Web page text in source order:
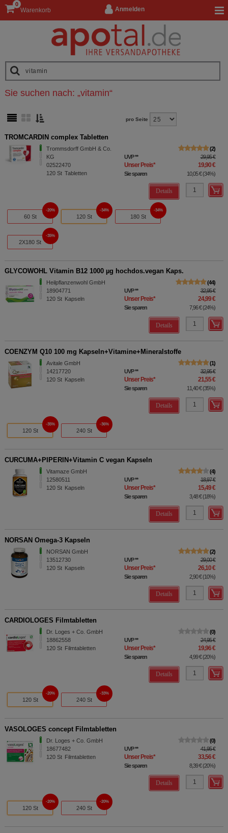
Anmelden
Warenkorb
0
Sie suchen nach: „vitamin“
pro Seite
TROMCARDIN complex Tabletten
Trommsdorff GmbH & Co.
KG
02522470
120 St Tabletten
2
UVP** 29,95 €
Unser Preis* 19,90 €
Sie sparen 10,05 €(34%)
Details
60 St
20%
120 St
34%
180 St
34%
2X180 St
35%
GLYCOWOHL Vitamin B12 1000 µg hochdos.vegan Kaps.
Heilpflanzenwohl GmbH
18904771
120 St Kapseln
44
UVP** 32,95 €
Unser Preis* 24,99 €
Sie sparen 7,96 €(24%)
Details
COENZYM Q10 100 mg Kapseln+Vitamine+Mineralstoffe
Avitale GmbH
14217720
120 St Kapseln
1
UVP** 32,95 €
Unser Preis* 21,55 €
Sie sparen 11,40 €(35%)
Details
120 St
35%
240 St
36%
CURCUMA+PIPERIN+Vitamin C vegan Kapseln
Vitamaze GmbH
12580511
120 St Kapseln
4
UVP** 18,97 €
Unser Preis* 15,49 €
Sie sparen 3,48 €(18%)
Details
NORSAN Omega-3 Kapseln
NORSAN GmbH
13512730
120 St Kapseln
2
UVP** 29,00 €
Unser Preis* 26,10 €
Sie sparen 2,90 €(10%)
Details
CARDIOLOGES Filmtabletten
Dr. Loges + Co. GmbH
18862558
120 St Filmtabletten
0
UVP** 24,95 €
Unser Preis* 19,96 €
Sie sparen 4,99 €(20%)
Details
120 St
20%
240 St
33%
VASOLOGES concept Filmtabletten
Dr. Loges + Co. GmbH
18677482
120 St Filmtabletten
0
UVP** 41,95 €
Unser Preis* 33,56 €
Sie sparen 8,39 €(20%)
Details
120 St
20%
240 St
20%